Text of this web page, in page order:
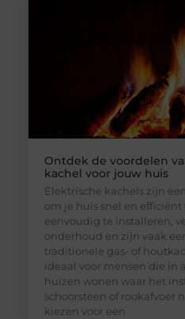
Ontdek de voordelen
kachel voor jouw huis
Elektrische kachels zijn
om je huis snel en
eenvoudig te installeren,
onderhoud en zijn vaak
traditionele gas- of
ideaal voor mensen die in
huizen wonen waar het
schoorsteen of rookafvoer
kiezen voor een